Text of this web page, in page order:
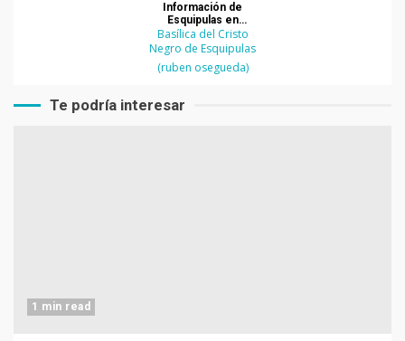
Información de
Esquipulas en
Chiquimula
Basílica del Cristo
Negro de Esquipulas
(ruben osegueda)
Te podría interesar
1 min read